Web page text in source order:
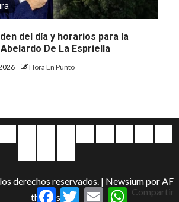
del día y horarios para la
De La Espriella
Hora En Punto
Entretenimiento
derechos reservados. | Newsiumpor AF
themes.FacebookTwitterEmail WhatsApp
Compartir